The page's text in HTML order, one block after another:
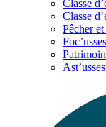
Classe
Classe
Pêcher
Foc’usses
Ast’usses